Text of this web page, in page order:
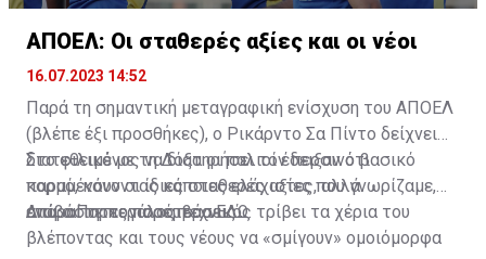
ΑΠΟΕΛ: Οι σταθερές αξίες και οι νέοι
16.07.2023 14:52
Παρά τη σημαντική μεταγραφική ενίσχυση του ΑΠΟΕΛ
(βλέπε έξι προσθήκες), ο Ρικάρντο Σα Πίντο δείχνει
διατεθειμένος να διατηρήσει τον περσινό βασικό
κορμό, κάνοντας κάποιες ελάχιστες, αλλά
απαραίτητες παρεμβάσεις.
Στο φιλικό με τη Δόξα οι παλιοί έδειξαν ότι
παραμένουν οι ίδιες σταθερές αξίες που γνωρίζαμε,
ενώ ο Πορτογάλος τεχνικός τρίβει τα χέρια του
βλέποντας και τους νέους να «σμίγουν» ομοιόμορφα
Διαβάστε περισσότεραΕΔΩ.